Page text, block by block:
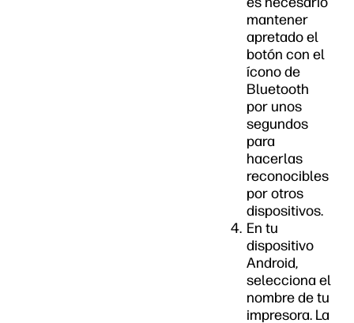
mantener
apretado el
botón con el
ícono de
Bluetooth
por unos
segundos
para
hacerlas
reconocibles
por otros
dispositivos.
En tu
dispositivo
Android,
selecciona el
nombre de tu
impresora. La